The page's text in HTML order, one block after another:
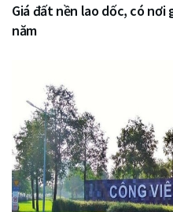
Giá đất nền lao dốc, có nơi
năm